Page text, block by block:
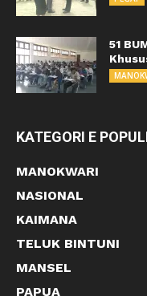
51
KATEGORI E
MANOKWARI
NASIONAL
KAIMANA
TELUK BINTUNI
MANSEL
PAPUA